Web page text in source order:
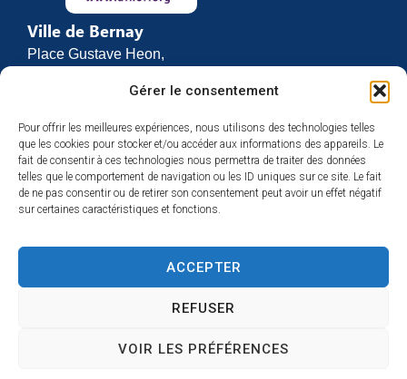
Gérer le consentement
Pour offrir les meilleures expériences, nous utilisons des technologies telles
que les cookies pour stocker et/ou accéder aux informations des appareils. Le
fait de consentir à ces technologies nous permettra de traiter des données
telles que le comportement de navigation ou les ID uniques sur ce site. Le fait
de ne pas consentir ou de retirer son consentement peut avoir un effet négatif
sur certaines caractéristiques et fonctions.
ACCEPTER
REFUSER
VOIR LES PRÉFÉRENCES
Ville de Bernay
Place Gustave Heon,
27307 BERNAY
02 32 46 63 00
Contact
Horaires d’ouverture
Du lundi au vendredi :
et de 13h30 à 17h